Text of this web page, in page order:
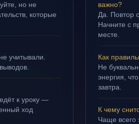
но не
которые
учитывали.
к уроку —
ход
важно?
Да. Повтор
Начните с
месте.
Как
Не
энергия,
завтра.
К чему
Чаще всего